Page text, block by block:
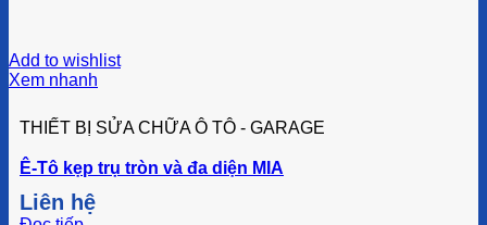
Add to wishlist
Xem nhanh
THIẾT BỊ SỬA CHỮA Ô TÔ - GARAGE
Ê-Tô kẹp trụ tròn và đa diện MIA
Liên hệ